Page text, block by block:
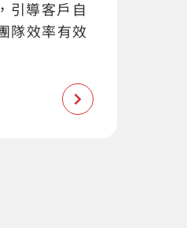
引導客戶自
隊效率有效